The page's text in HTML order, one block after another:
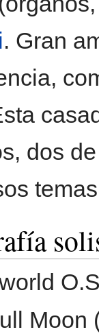
. Gran
dos
Moon